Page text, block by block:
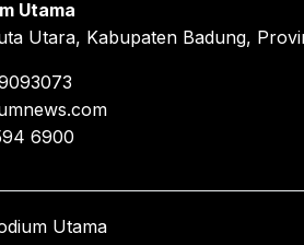
Utama
Utara, Kabupaten Badung,
6900
Utama